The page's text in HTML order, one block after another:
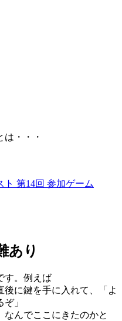
・・・
第14回 参加ゲーム
あり
す。例えば
後に鍵を手に入れて、「よ
」
なんでここにきたのかと